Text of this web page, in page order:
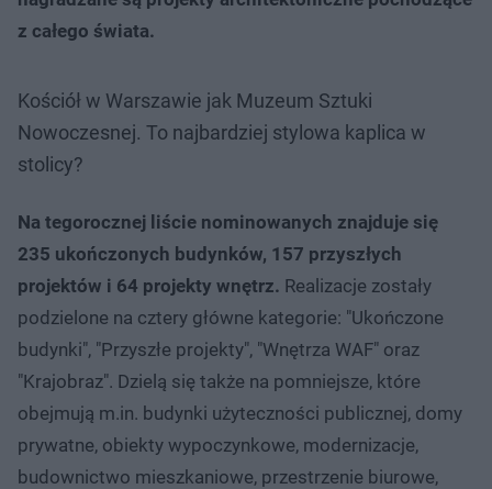
z całego świata.
Kościół w Warszawie jak Muzeum Sztuki
Nowoczesnej. To najbardziej stylowa kaplica w
stolicy?
Na tegorocznej liście nominowanych znajduje się
235 ukończonych budynków, 157 przyszłych
projektów i 64 projekty wnętrz. Realizacje zostały
podzielone na cztery główne kategorie: "Ukończone
budynki", "Przyszłe projekty", "Wnętrza WAF" oraz
"Krajobraz". Dzielą się także na pomniejsze, które
obejmują m.in. budynki użyteczności publicznej, domy
prywatne, obiekty wypoczynkowe, modernizacje,
budownictwo mieszkaniowe, przestrzenie biurowe,